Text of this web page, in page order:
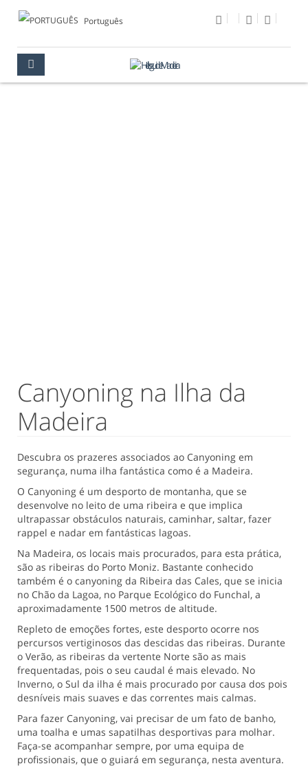
Português
Canyoning na Ilha da
Madeira
Descubra os prazeres associados ao Canyoning em
segurança, numa ilha fantástica como é a Madeira.
O Canyoning é um desporto de montanha, que se
desenvolve no leito de uma ribeira e que implica
ultrapassar obstáculos naturais, caminhar, saltar, fazer
rappel e nadar em fantásticas lagoas.
Na Madeira, os locais mais procurados, para esta prática,
são as ribeiras do Porto Moniz. Bastante conhecido
também é o canyoning da Ribeira das Cales, que se inicia
no Chão da Lagoa, no Parque Ecológico do Funchal, a
aproximadamente 1500 metros de altitude.
Repleto de emoções fortes, este desporto ocorre nos
percursos vertiginosos das descidas das ribeiras. Durante
o Verão, as ribeiras da vertente Norte são as mais
frequentadas, pois o seu caudal é mais elevado. No
Inverno, o Sul da ilha é mais procurado por causa dos pois
desníveis mais suaves e das correntes mais calmas.
Para fazer Canyoning, vai precisar de um fato de banho,
uma toalha e umas sapatilhas desportivas para molhar.
Faça-se acompanhar sempre, por uma equipa de
profissionais, que o guiará em segurança, nesta aventura.